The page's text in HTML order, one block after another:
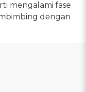
mengalami fase
dengan